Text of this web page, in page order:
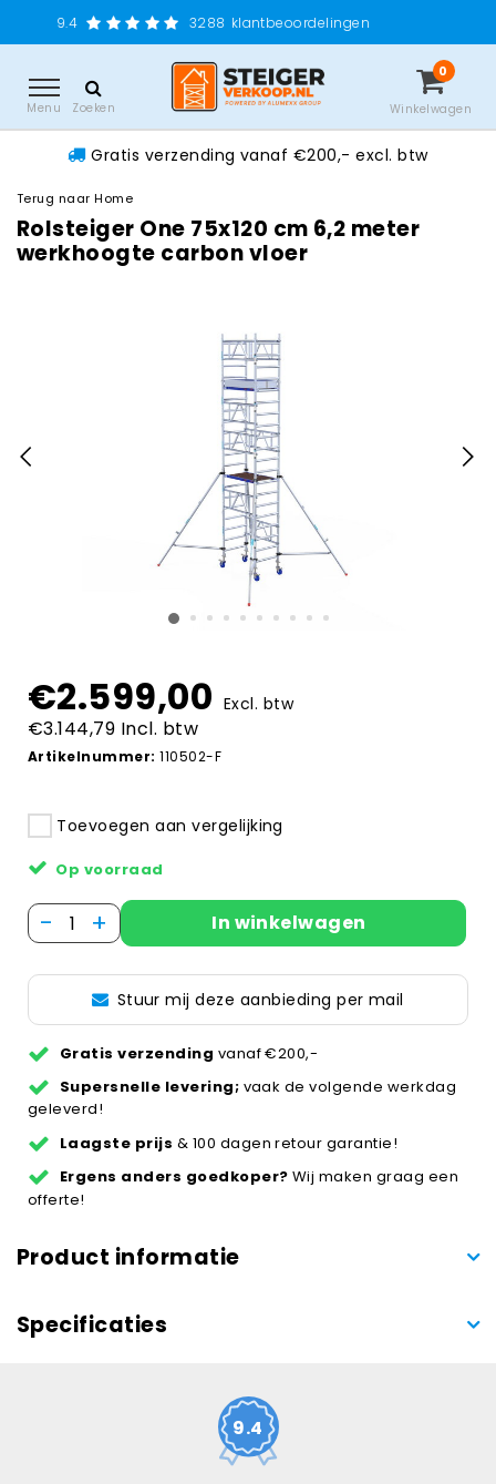
3288 klantbeoordelingen
Menu Zoeken
0
Winkelwagen
Gratis verzending vanaf €200,- excl. btw
Terug naar Home
Rolsteiger One 75x120 cm 6,2 meter
werkhoogte carbon vloer
€2.599,00 Excl. btw
€3.144,79 Incl. btw
Artikelnummer: 110502-F
Toevoegen aan vergelijking
Op voorraad
- + In winkelwagen
Stuur mij deze aanbieding per mail
Gratis verzending vanaf €200,-
Supersnelle levering; vaak de volgende werkdag
geleverd!
Laagste prijs & 100 dagen retour garantie!
Ergens anders goedkoper? Wij maken graag een
offerte!
Product informatie
Specificaties
9.4